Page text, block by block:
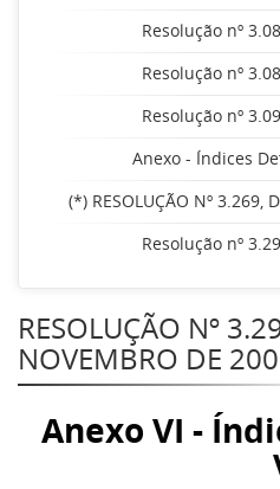
Resolução nº
Resolução nº
Resolução nº
Anexo - Índices
(*) RESOLUÇÃO Nº 3.269,
Resolução nº
RESOLUÇÃO Nº
NOVEMBRO DE
Anexo VI -